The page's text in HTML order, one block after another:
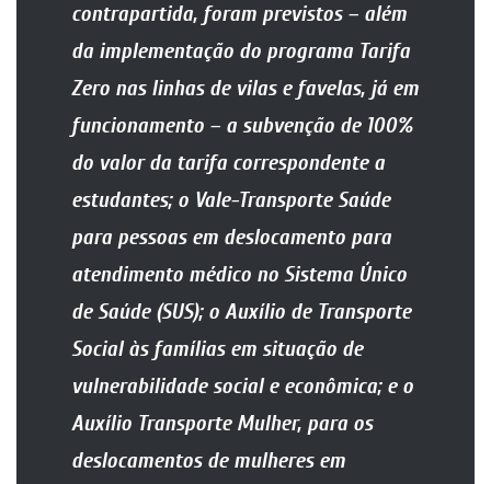
contrapartida, foram previstos – além
da implementação do programa Tarifa
Zero nas linhas de vilas e favelas, já em
funcionamento – a subvenção de 100%
do valor da tarifa correspondente a
estudantes; o Vale-Transporte Saúde
para pessoas em deslocamento para
atendimento médico no Sistema Único
de Saúde (SUS); o Auxílio de Transporte
Social às famílias em situação de
vulnerabilidade social e econômica; e o
Auxílio Transporte Mulher, para os
deslocamentos de mulheres em